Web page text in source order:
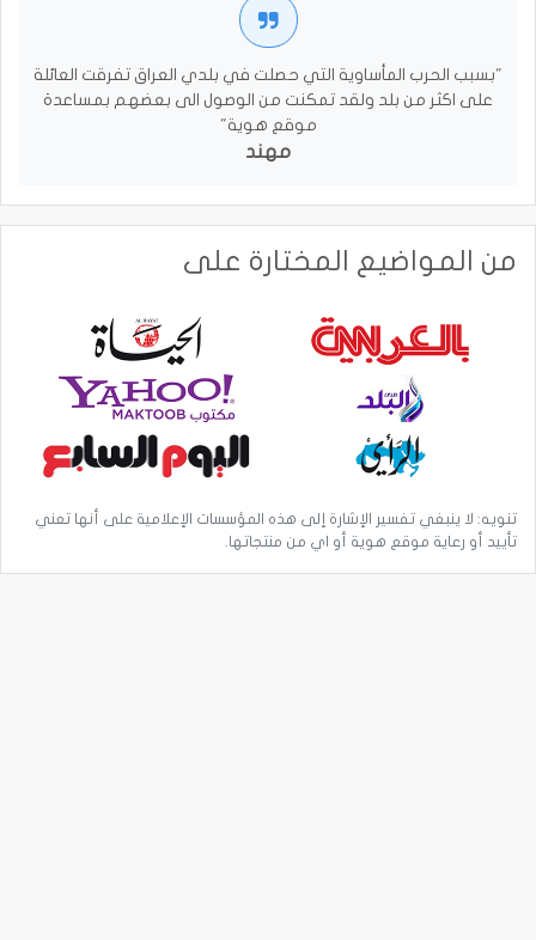
"بسبب الحرب المأساوية التي حصلت في بلدي العراق تفرقت العائلة
على اكثر من بلد ولقد تمكنت من الوصول الى بعضهم بمساعدة
موقع هوية"
مهند
من المواضيع المختارة على
تنويه: لا ينبغي تفسير الإشارة إلى هذه المؤسسات الإعلامية على أنها تعني
تأييد أو رعاية موقع هوية أو اي من منتجاتها.